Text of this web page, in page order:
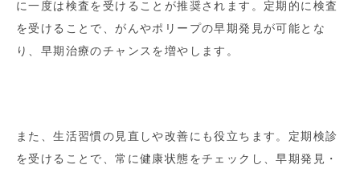
に一度は検査を受けることが推奨されます。定期的に検査
を受けることで、がんやポリープの早期発見が可能とな
り、早期治療のチャンスを増やします。
また、生活習慣の見直しや改善にも役立ちます。定期検診
を受けることで、常に健康状態をチェックし、早期発見・